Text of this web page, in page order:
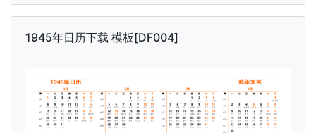
1945年日历下载 模板[DF004]